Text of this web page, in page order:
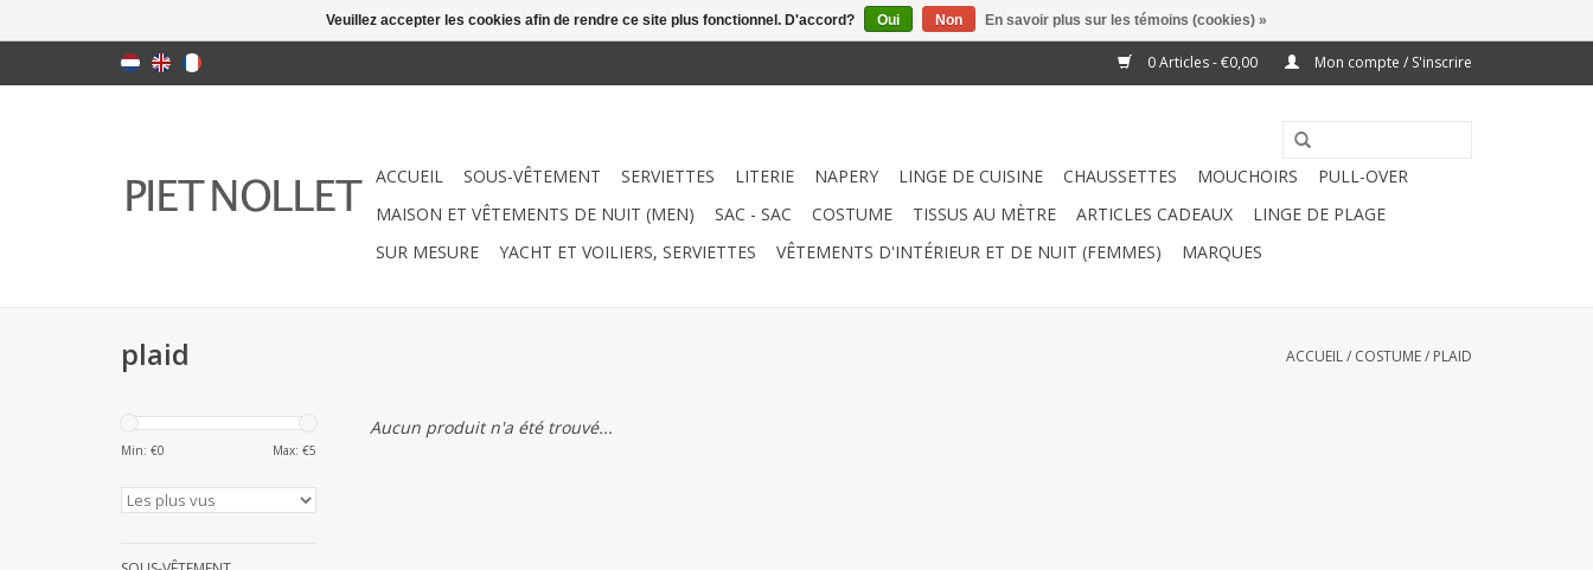
0 Articles - €0,00 Mon compte / S'inscrire
ACCUEIL SOUS-VÊTEMENT SERVIETTES LITERIE NAPERY LINGE DE CUISINE CHAUSSETTES MOUCHOIRS
PULL-OVER
MAISON ET VÊTEMENTS DE NUIT (MEN)
SAC - SAC COSTUME TISSUS AU MÈTRE ARTICLES CADEAUX
LINGE DE PLAGE
SUR MESURE
YACHT ET VOILIERS, SERVIETTES VÊTEMENTS D'INTÉRIEUR ET DE NUIT (FEMMES) MARQUES
plaid ACCUEIL/ COSTUME/ PLAID
Min: €0 Max: €5
Aucun produit n'a été trouvé...
Veuillez accepter les cookies afin de rendre ce site plus fonctionnel. D'accord? Oui Non En savoir plus sur les témoins (cookies) »